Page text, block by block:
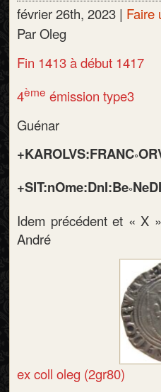
février 26th, 2023 | Faire
Par Oleg
Fin 1413 à début 1417
4ème émission type3
Guénar
+KAROLVS:FRANC°
+SIT:nOme:DnI:Be°
Idem précédent et « X
André
ex coll oleg (2gr80)